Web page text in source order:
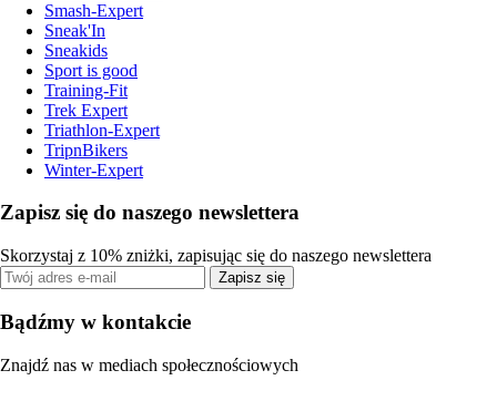
Smash-Expert
Sneak'In
Sneakids
Sport is good
Training-Fit
Trek Expert
Triathlon-Expert
TripnBikers
Winter-Expert
Zapisz się do naszego newslettera
Skorzystaj z 10% zniżki, zapisując się do naszego newslettera
Zapisz się
Bądźmy w kontakcie
Znajdź nas w mediach społecznościowych